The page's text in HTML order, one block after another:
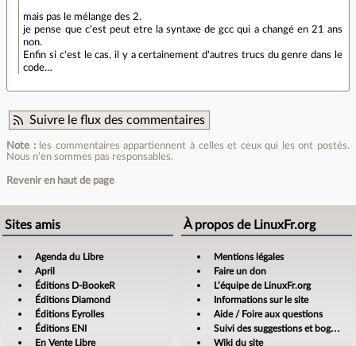
mais pas le mélange des 2.
je pense que c'est peut etre la syntaxe de gcc qui a changé en 21 ans
non.
Enfin si c'est le cas, il y a certainement d'autres trucs du genre dans le
code…
Suivre le flux des commentaires
Note :les commentaires appartiennent à celles et ceux qui les ont postés.
Nous n’en sommes pas responsables.
Revenir en haut de page
Sites amis
Agenda du Libre
April
Éditions D-BookeR
Éditions Diamond
Éditions Eyrolles
Éditions ENI
En Vente Libre
À propos de LinuxFr.org
Mentions légales
Faire un don
L’équipe de LinuxFr.org
Informations sur le site
Aide / Foire aux questions
Suivi des suggestions et bogues
Wiki du site